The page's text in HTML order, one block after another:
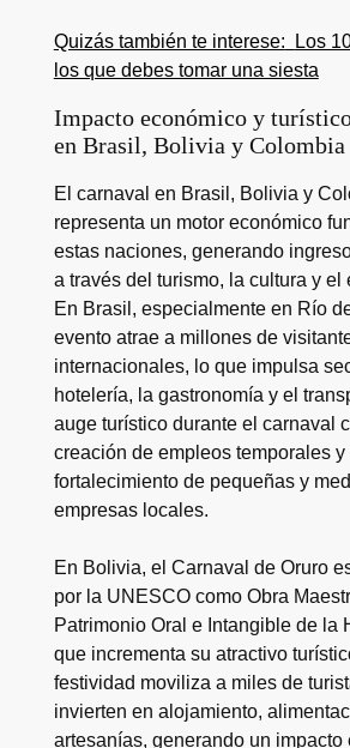
Quizás también te interese:
Los
los que debes tomar una siesta
Impacto económico y
en Brasil, Bolivia y Colombia
El carnaval en Brasil, Bolivia y
representa un motor económico
estas naciones, generando
a través del turismo, la cultura y el
En Brasil, especialmente en Río
evento atrae a millones de
internacionales, lo que impulsa
hotelería, la gastronomía y el
auge turístico durante el carnaval
creación de empleos temporales y
fortalecimiento de pequeñas y
empresas locales.
En Bolivia, el Carnaval de Oruro
por la UNESCO como Obra
Patrimonio Oral e Intangible de la
que incrementa su atractivo
festividad moviliza a miles de
invierten en alojamiento,
artesanías, generando un impacto